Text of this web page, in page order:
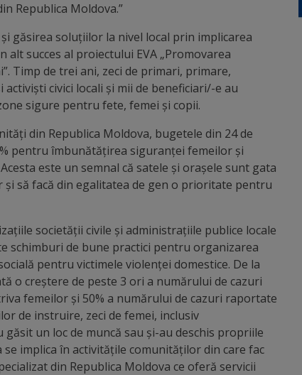
Republica Moldova.”
găsirea soluțiilor la nivel local prin implicarea
succes al proiectului EVA „Promovarea
Timp de trei ani, zeci de primari, primare,
civici locali și mii de beneficiari/-e au
sigure pentru fete, femei și copii.
din Republica Moldova, bugetele din 24 de
pentru îmbunătățirea siguranței femeilor și
este un semnal că satele și orașele sunt gata
să facă din egalitatea de gen o prioritate pentru
societății civile și administrațiile publice locale
schimburi de bune practici pentru organizarea
pentru victimele violenței domestice. De la
o creștere de peste 3 ori a numărului de cazuri
femeilor și 50% a numărului de cazuri raportate
de instruire, zeci de femei, inclusiv
un loc de muncă sau și-au deschis propriile
implica în activitățile comunităților din care fac
din Republica Moldova ce oferă servicii